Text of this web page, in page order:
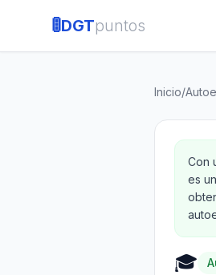
🚦DGTpuntos
Inicio/
Con
es
🎓